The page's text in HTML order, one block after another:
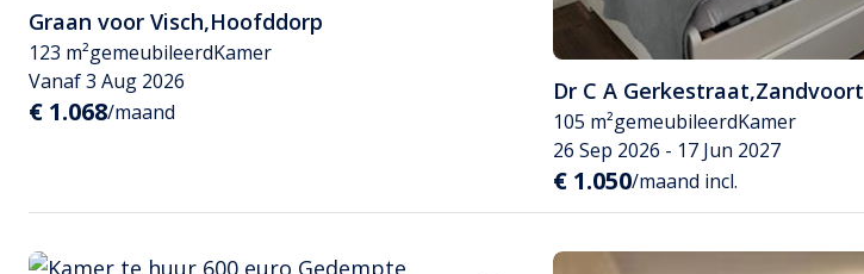
Graan voor Visch,Hoofddorp
123 m²gemeubileerdKamer
Vanaf 3 Aug 2026
€ 1.068/maand
Dr C A Gerkestraat,Zandvoort
105 m²gemeubileerdKamer
26 Sep 2026 - 17 Jun 2027
€ 1.050/maand incl.